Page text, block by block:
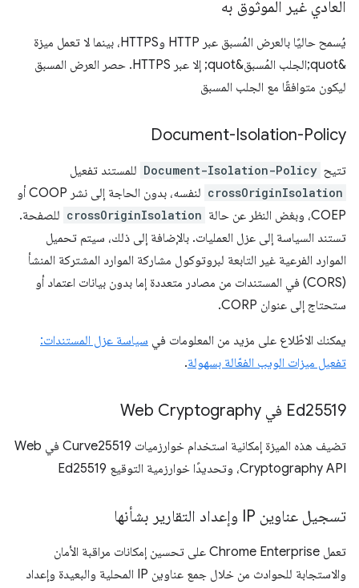
العادي غير الموثوق به
يُسمح حاليًا بالعرض المُسبق عبر HTTP وHTTPS، بينما لا تعمل ميزة
&quot;الجلب المُسبق&quot; إلا عبر HTTPS. حصر العرض المسبق
ليكون متوافقًا مع الجلب المسبق
Document-Isolation-Policy
تتيح Document-Isolation-Policy للمستند تفعيل
crossOriginIsolation
لنفسه، بدون الحاجة إلى نشر COOP أو
COEP، وبغض النظر عن حالة
crossOriginIsolation للصفحة.
تستند السياسة إلى عزل العمليات. بالإضافة إلى ذلك، سيتم تحميل
الموارد الفرعية غير التابعة لبروتوكول مشاركة الموارد المشتركة المنشأ
(CORS) في المستندات من مصادر متعددة إما بدون بيانات اعتماد أو
ستحتاج إلى عنوان CORP.
يمكنك الاطّلاع على مزيد من المعلومات في سياسة عزل المستندات:
تفعيل ميزات الويب الفعّالة بسهولة.
Ed25519 في Web Cryptography
تضيف هذه الميزة إمكانية استخدام خوارزميات Curve25519 في Web
Cryptography API، وتحديدًا خوارزمية التوقيع Ed25519
تسجيل عناوين IP وإعداد التقارير بشأنها
تعمل Chrome Enterprise على تحسين إمكانات مراقبة الأمان
والاستجابة للحوادث من خلال جمع عناوين IP المحلية والبعيدة وإعداد